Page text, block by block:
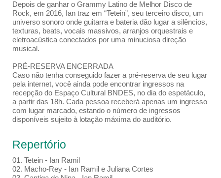
Depois de ganhar o Grammy Latino de Melhor Disco de
Rock, em 2016, Ian traz em “Tetein”, seu terceiro disco, um
universo sonoro onde guitarra e bateria dão lugar a silêncios,
texturas, beats, vocais massivos, arranjos orquestrais e
eletroacústica conectados por uma minuciosa direção
musical.
PRÉ-RESERVA ENCERRADA
Caso não tenha conseguido fazer a pré-reserva de seu lugar
pela internet, você ainda pode encontrar ingressos na
recepção do Espaço Cultural BNDES, no dia do espetáculo,
a partir das 18h. Cada pessoa receberá apenas um ingresso
com lugar marcado, estando o número de ingressos
disponíveis sujeito à lotação máxima do auditório.
Repertório
01. Tetein - Ian Ramil
02. Macho-Rey - Ian Ramil e Juliana Cortes